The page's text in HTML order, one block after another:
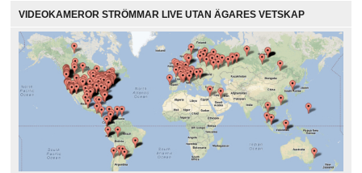
VIDEOKAMEROR STRÖMMAR LIVE UTAN ÄGARES VETSKAP